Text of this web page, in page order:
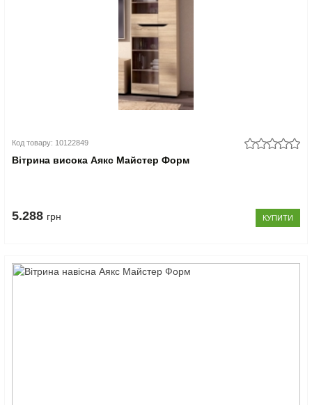
Код товару: 10122849
Вітрина висока Аякс Майстер Форм
5.288 грн КУПИТИ